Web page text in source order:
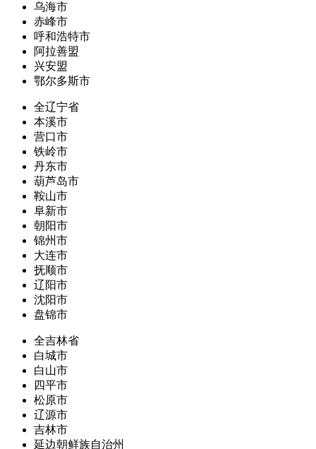
乌海市
赤峰市
呼和浩特市
阿拉善盟
兴安盟
鄂尔多斯市
全辽宁省
本溪市
营口市
铁岭市
丹东市
葫芦岛市
鞍山市
阜新市
朝阳市
锦州市
大连市
抚顺市
辽阳市
沈阳市
盘锦市
全吉林省
白城市
白山市
四平市
松原市
辽源市
吉林市
延边朝鲜族自治州